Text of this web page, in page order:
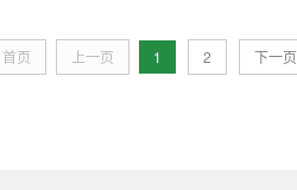
首页 上一页 1 2 下一页